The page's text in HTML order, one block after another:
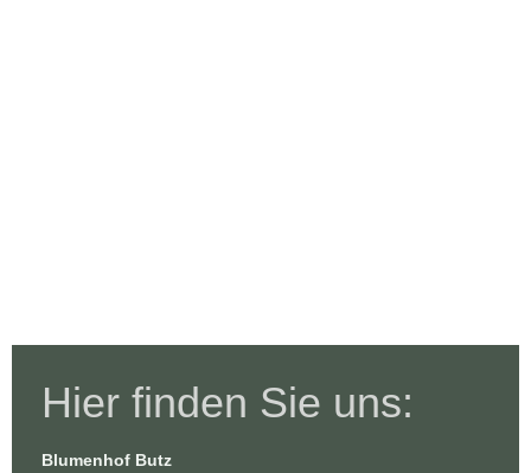
Hier finden Sie uns:
Blumenhof Butz